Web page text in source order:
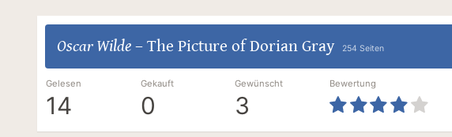
Oscar Wilde– The Picture of Dorian Gray 254 Seiten
Gelesen
14
Gekauft
0
Gewünscht
3
Bewertung